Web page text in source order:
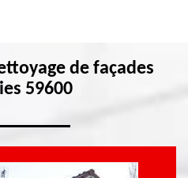
de façades
59600